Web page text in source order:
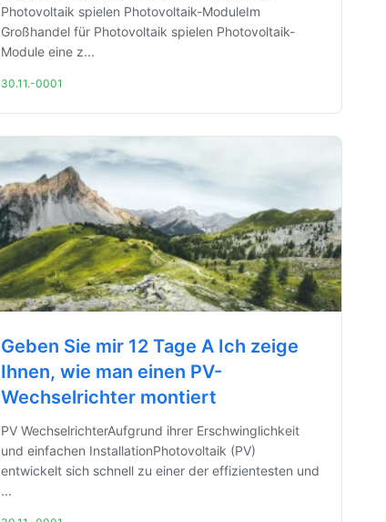
Photovoltaik spielen Photovoltaik-ModuleIm
Großhandel für Photovoltaik spielen Photovoltaik-
Module eine z...
30.11.-0001
Geben Sie mir 12 Tage A Ich zeige
Ihnen, wie man einen PV-
Wechselrichter montiert
PV WechselrichterAufgrund ihrer Erschwinglichkeit
und einfachen InstallationPhotovoltaik (PV)
entwickelt sich schnell zu einer der effizientesten und
...